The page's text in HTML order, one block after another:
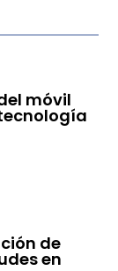
móvil
de
en